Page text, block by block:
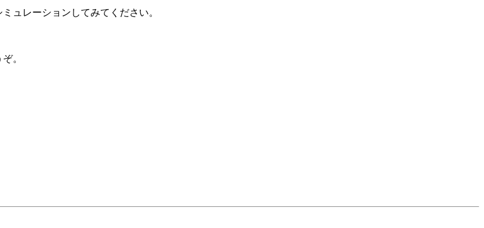
ュレーションしてみてください。
。